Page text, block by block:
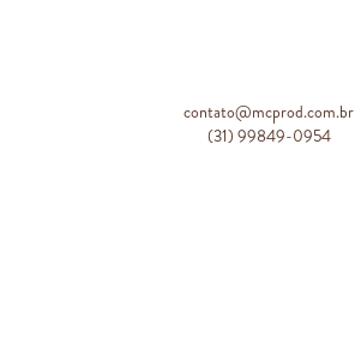
contato@mcprod.com.br
(31) 99849-0954